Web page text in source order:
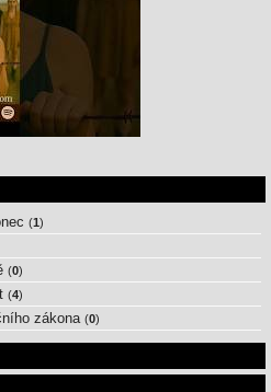
(1)
(0)
(4)
zákona (0)